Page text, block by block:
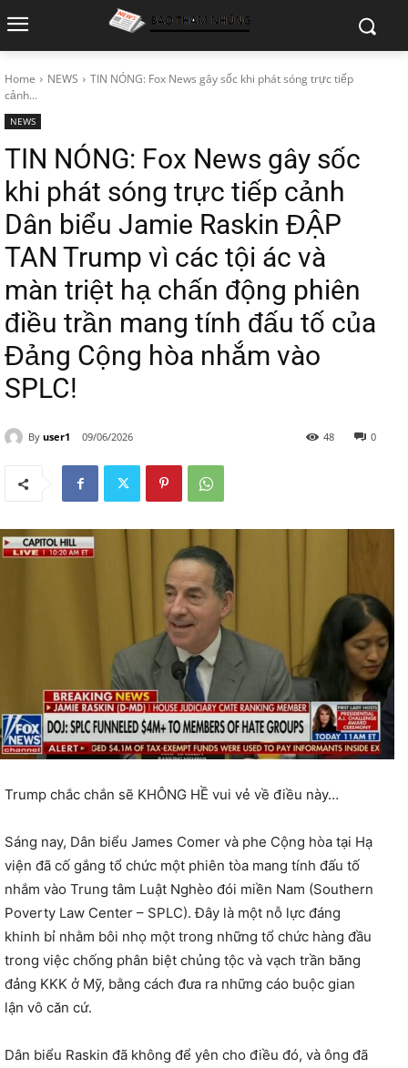
Home NEWS
TIN NÓNG: Fox News gây sốc khi phát sóng trực tiếp
cảnh...
NEWS
TIN NÓNG: Fox News gây sốc
khi phát sóng trực tiếp cảnh
Dân biểu Jamie Raskin ĐẬP
TAN Trump vì các tội ác và
màn triệt hạ chấn động phiên
điều trần mang tính đấu tố của
Đảng Cộng hòa nhắm vào
SPLC!
By user1 09/06/2026 0
48
Trump chắc chắn sẽ KHÔNG HỀ vui vẻ về điều này…
Sáng nay, Dân biểu James Comer và phe Cộng hòa tại Hạ
viện đã cố gắng tổ chức một phiên tòa mang tính đấu tố
nhắm vào Trung tâm Luật Nghèo đói miền Nam (Southern
Poverty Law Center – SPLC). Đây là một nỗ lực đáng
khinh bỉ nhằm bôi nhọ một trong những tổ chức hàng đầu
trong việc chống phân biệt chủng tộc và vạch trần băng
đảng KKK ở Mỹ, bằng cách đưa ra những cáo buộc gian
lận vô căn cứ.
Dân biểu Raskin đã không để yên cho điều đó, và ông đã